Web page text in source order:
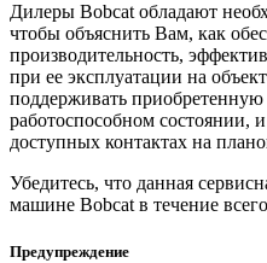
Дилеры Bobcat обладают
чтобы объяснить Вам, как
производительность,
при ее эксплуатации на
поддерживать
работоспособном
доступных контактах на
Убедитесь, что данная
машине Bobcat в течение
Предупреждение